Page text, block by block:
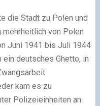
die Stadt zu Polen und
von Polen
Juni 1941 bis Juli 1944
deutsches Ghetto, in
kam es zu
Polizeieinheiten an